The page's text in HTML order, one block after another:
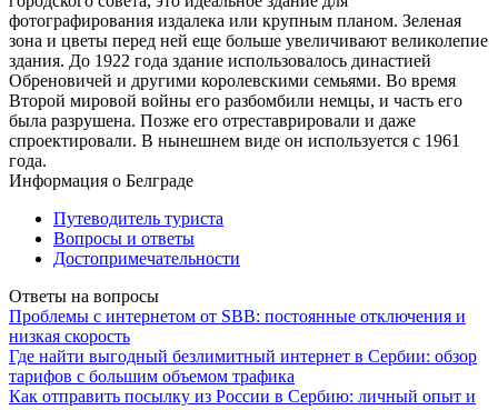
фотографирования издалека или крупным планом. Зеленая
зона и цветы перед ней еще больше увеличивают великолепие
здания. До 1922 года здание использовалось династией
Обреновичей и другими королевскими семьями. Во время
Второй мировой войны его разбомбили немцы, и часть его
была разрушена. Позже его отреставрировали и даже
спроектировали. В нынешнем виде он используется с 1961
года.
Информация о Белграде
Путеводитель туриста
Вопросы и ответы
Достопримечательности
Ответы на вопросы
Проблемы с интернетом от SBB: постоянные отключения и
низкая скорость
Где найти выгодный безлимитный интернет в Сербии: обзор
тарифов с большим объемом трафика
Как отправить посылку из России в Сербию: личный опыт и